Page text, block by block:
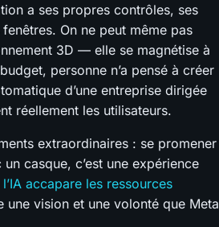
a ses propres contrôles, ses
On ne peut même pas
3D — elle se magnétise à
personne n’a pensé à créer
d’une entreprise dirigée
réellement les utilisateurs.
extraordinaires : se promener
casque, c’est une expérience
accapare les ressources
vision et une volonté que Meta